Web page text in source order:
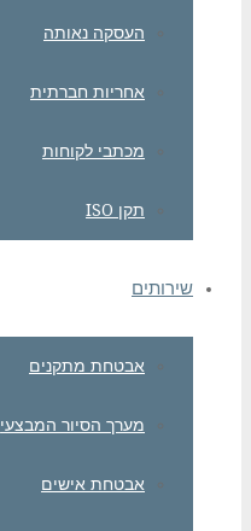
העסקה נאותה
אחריות חברתית
מכתבי לקוחות
תקן ISO
שירותים
אבטחת מתקנים
מערך הסיור המבצעי
אבטחת אישים